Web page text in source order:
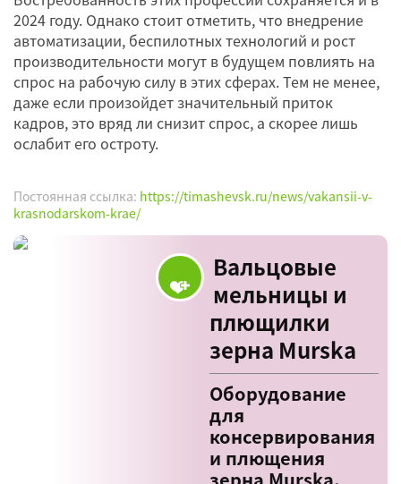
2024 году. Однако стоит отметить, что внедрение
автоматизации, беспилотных технологий и рост
производительности могут в будущем повлиять на
спрос на рабочую силу в этих сферах. Тем не менее,
даже если произойдет значительный приток
кадров, это вряд ли снизит спрос, а скорее лишь
ослабит его остроту.
Постоянная ссылка: https://timashevsk.ru/news/vakansii-v-
krasnodarskom-krae/
Вальцовые
мельницы и
плющилки
зерна Murska
Оборудование
для
консервирования
и плющения